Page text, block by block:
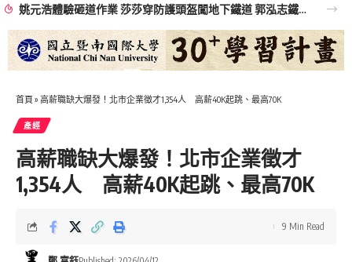
姚元浩體驗砸道作業 莎莎穿防護頭盔闖地下鐵道 郭泓志鐵道員帥氣登場
首頁 » 高薪職缺大爆發！北市企業徵才1,354人 高薪40K起跳、最高70K
產經
高薪職缺大爆發！北市企業徵才
1,354人 高薪40K起跳、最高70K
9 Min Read